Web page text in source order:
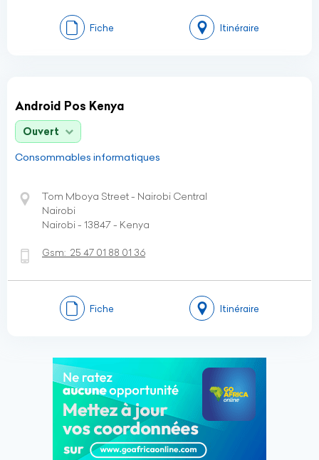
Fiche Itinéraire
Android Pos Kenya
Ouvert
Consommables informatiques
Tom Mboya Street - Nairobi Central
Nairobi
Nairobi - 13847 - Kenya
Gsm: 25 47 01 88 01 36
Fiche Itinéraire